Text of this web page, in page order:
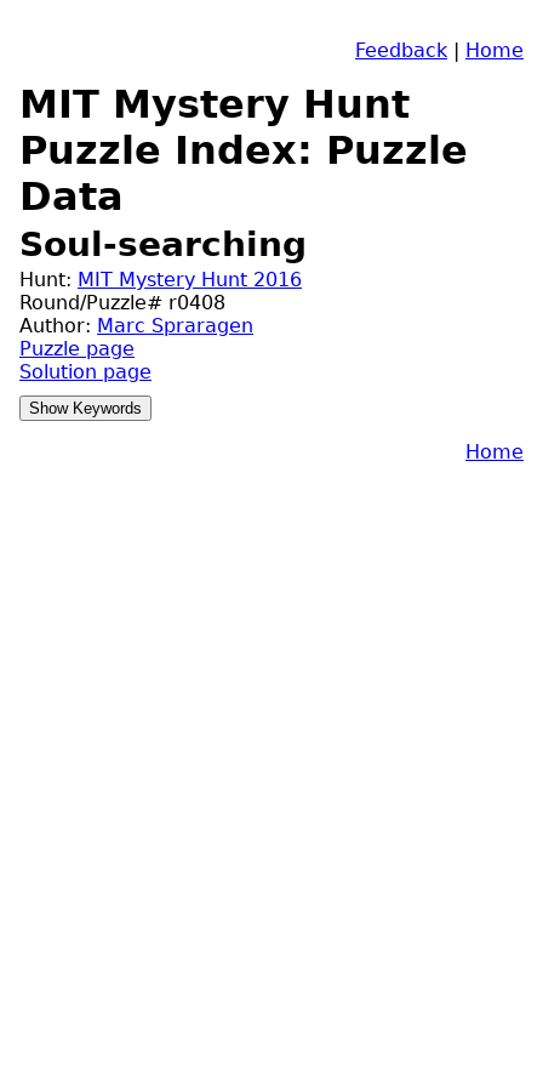
Feedback | Home
MIT Mystery Hunt
Puzzle Index: Puzzle
Data
Soul-searching
Hunt: MIT Mystery Hunt 2016
Round/Puzzle# r0408
Author: Marc Spraragen
Puzzle page
Solution page
Home